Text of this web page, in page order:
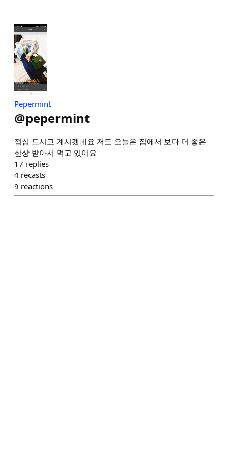
Pepermint
@pepermint
점심 드시고 계시겠네요 저도 오늘은 집에서 보다 더 좋은
한상 받아서 먹고 있어요
17 replies
4 recasts
9 reactions